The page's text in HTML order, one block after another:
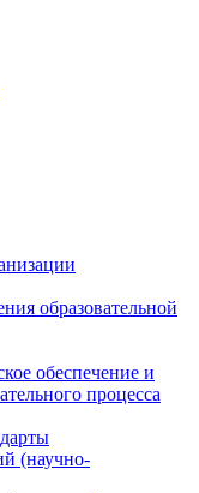
образовательной
обеспечение и
процесса
(научно-